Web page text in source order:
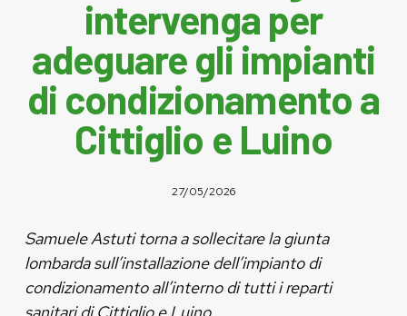
intervenga per
adeguare gli impianti
di condizionamento a
Cittiglio e Luino
27/05/2026
Samuele Astuti torna a sollecitare la giunta
lombarda sull’installazione dell’impianto di
condizionamento all’interno di tutti i reparti
sanitari di Cittiglio e Luino